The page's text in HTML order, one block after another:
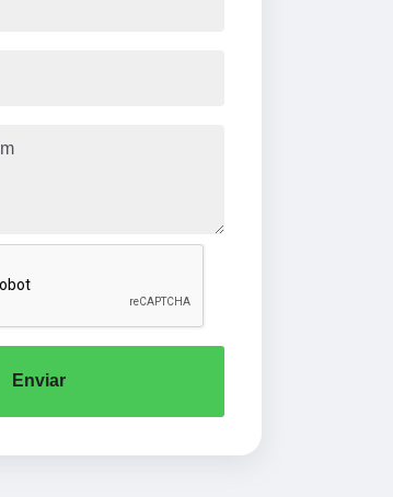
Enviar